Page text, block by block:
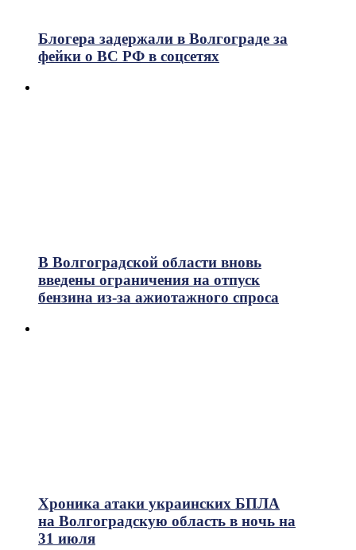
Блогера задержали в Волгограде за
фейки о ВС РФ в соцсетях
В Волгоградской области вновь
введены ограничения на отпуск
бензина из-за ажиотажного спроса
Хроника атаки украинских БПЛА
на Волгоградскую область в ночь на
31 июля